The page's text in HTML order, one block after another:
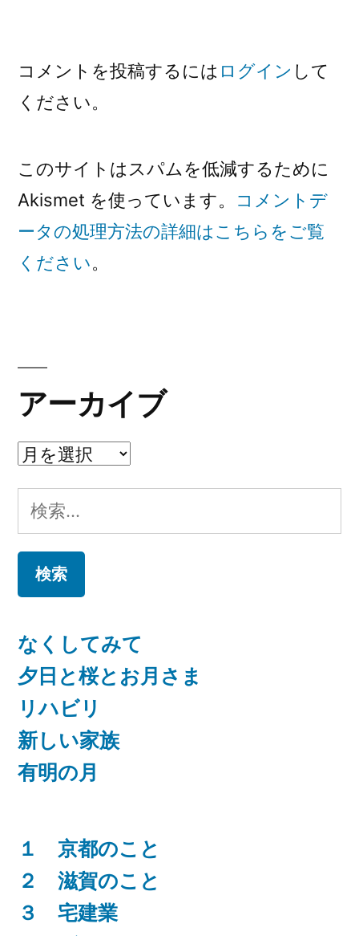
ンコメントを投稿するには ログイン して
ください。
このサイトはスパムを低減するために
Akismet を使っています。
コメントデ
ータの処理方法の詳細はこちらをご覧
ください。
アーカイブ
ア
ー
カ
イ
検
索:
なくしてみて
夕日と桜とお月さま
リハビリ
新しい家族
有明の月
１ 京都のこと
２ 滋賀のこと
３ 宅建業